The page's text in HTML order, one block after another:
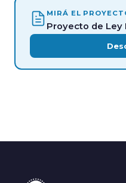
MIRÁ EL
Proyecto de Ley